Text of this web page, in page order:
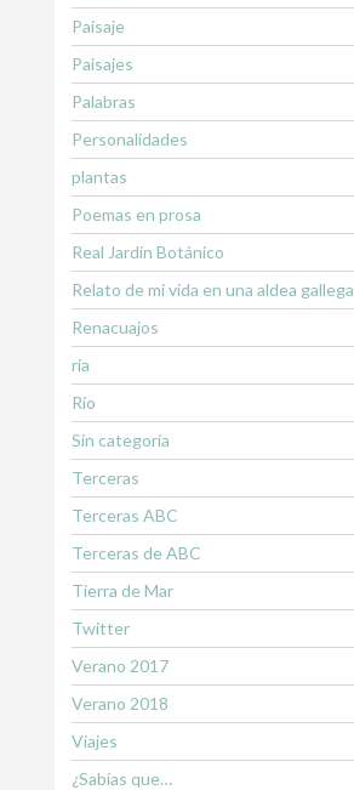
Paisaje
Paisajes
Palabras
Personalidades
plantas
Poemas en prosa
Real Jardín Botánico
Relato de mi vida en una aldea gallega
Renacuajos
ría
Río
Sin categoría
Terceras
Terceras ABC
Terceras de ABC
Tierra de Mar
Twitter
Verano 2017
Verano 2018
Viajes
¿Sabías que…